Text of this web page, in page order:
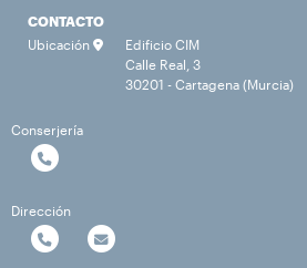
CONTACTO
Ubicación
Edificio CIM
Calle Real, 3
30201 - Cartagena (Murcia)
Conserjería
Dirección